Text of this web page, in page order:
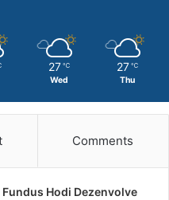
27 ℃
Wed
27 ℃
Thu
Comments
Hodi Dezenvolve